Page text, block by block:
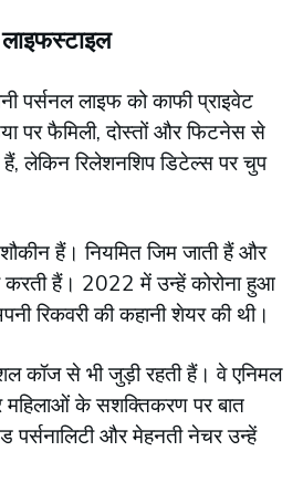
लाइफ को काफी प्राइवेट
पर फैमिली, दोस्तों और फिटनेस से
लेकिन रिलेशनशिप डिटेल्स पर चुप
हैं। नियमित जिम जाती हैं और
करती हैं। 2022 में उन्हें कोरोना हुआ
रिकवरी की कहानी शेयर की थी।
कॉज से भी जुड़ी रहती हैं। वे एनिमल
के सशक्तिकरण पर बात
पर्सनालिटी और मेहनती नेचर उन्हें